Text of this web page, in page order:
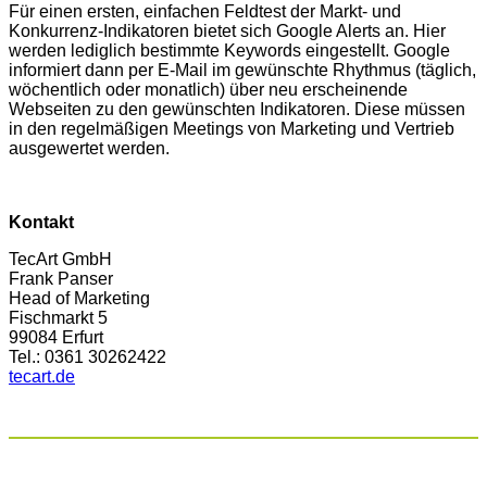
Für einen ersten, einfachen Feldtest der Markt- und
Konkurrenz-Indikatoren bietet sich Google Alerts an. Hier
werden lediglich bestimmte Keywords eingestellt. Google
informiert dann per E-Mail im gewünschte Rhythmus (täglich,
wöchentlich oder monatlich) über neu erscheinende
Webseiten zu den gewünschten Indikatoren. Diese müssen
in den regelmäßigen Meetings von Marketing und Vertrieb
ausgewertet werden.
Kontakt
TecArt GmbH
Frank Panser
Head of Marketing
Fischmarkt 5
99084 Erfurt
Tel.: 0361 30262422
tecart.de